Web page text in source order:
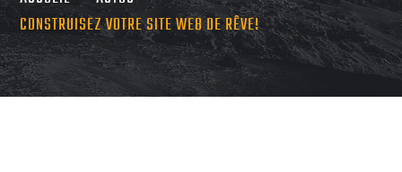
CONSTRUISEZ VOTRE SITE WEB DE RÊVE!